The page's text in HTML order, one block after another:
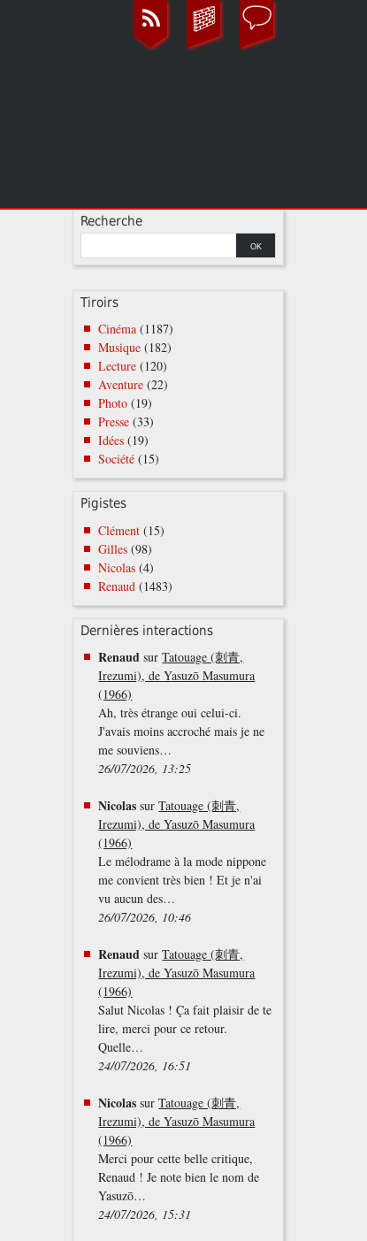
Recherche
Tiroirs
Cinéma (1187)
Musique (182)
Lecture (120)
Aventure (22)
Photo (19)
Presse (33)
Idées (19)
Société (15)
Pigistes
Clément (15)
Gilles (98)
Nicolas (4)
Renaud (1483)
Dernières interactions
Renaud surTatouage (刺青,
Irezumi), de Yasuzō Masumura
(1966)
Ah, très étrange oui celui-ci.
J'avais moins accroché mais je ne
me souviens…
26/07/2026, 13:25
Nicolas surTatouage (刺青,
Irezumi), de Yasuzō Masumura
(1966)
Le mélodrame à la mode nippone
me convient très bien ! Et je n'ai
vu aucun des…
26/07/2026, 10:46
Renaud surTatouage (刺青,
Irezumi), de Yasuzō Masumura
(1966)
Salut Nicolas ! Ça fait plaisir de te
lire, merci pour ce retour.
Quelle…
24/07/2026, 16:51
Nicolas surTatouage (刺青,
Irezumi), de Yasuzō Masumura
(1966)
Merci pour cette belle critique,
Renaud ! Je note bien le nom de
Yasuzō…
24/07/2026, 15:31